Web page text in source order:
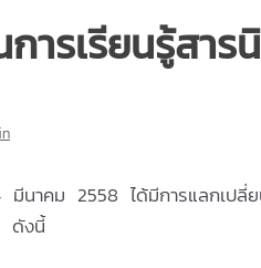
การเรียนรู้ส
าคม 2558 ได้มีการแลกเปลี่ย
ดังนี้